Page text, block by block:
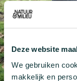
Deze website
We gebruiken
makkelijk en